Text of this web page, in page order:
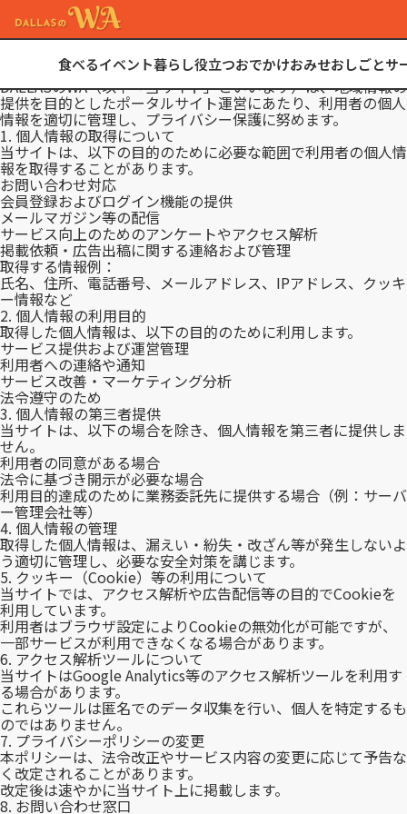
食べるイベント暮らし役立つおでかけおみせおしごとサ
プライバシーポリシー
プライバシーポリシー
DALLASのWA（以下「当サイト」といいます）は、地域情報の
提供を目的としたポータルサイト運営にあたり、利用者の個人
情報を適切に管理し、プライバシー保護に努めます。
1. 個人情報の取得について
当サイトは、以下の目的のために必要な範囲で利用者の個人情
報を取得することがあります。
お問い合わせ対応
会員登録およびログイン機能の提供
メールマガジン等の配信
サービス向上のためのアンケートやアクセス解析
掲載依頼・広告出稿に関する連絡および管理
取得する情報例：
氏名、住所、電話番号、メールアドレス、IPアドレス、クッキ
ー情報など
2. 個人情報の利用目的
取得した個人情報は、以下の目的のために利用します。
サービス提供および運営管理
利用者への連絡や通知
サービス改善・マーケティング分析
法令遵守のため
3. 個人情報の第三者提供
当サイトは、以下の場合を除き、個人情報を第三者に提供しま
せん。
利用者の同意がある場合
法令に基づき開示が必要な場合
利用目的達成のために業務委託先に提供する場合（例：サーバ
ー管理会社等）
4. 個人情報の管理
取得した個人情報は、漏えい・紛失・改ざん等が発生しないよ
う適切に管理し、必要な安全対策を講じます。
5. クッキー（Cookie）等の利用について
当サイトでは、アクセス解析や広告配信等の目的でCookieを
利用しています。
利用者はブラウザ設定によりCookieの無効化が可能ですが、
一部サービスが利用できなくなる場合があります。
6. アクセス解析ツールについて
当サイトはGoogle Analytics等のアクセス解析ツールを利用す
る場合があります。
これらツールは匿名でのデータ収集を行い、個人を特定するも
のではありません。
7. プライバシーポリシーの変更
本ポリシーは、法令改正やサービス内容の変更に応じて予告な
く改定されることがあります。
改定後は速やかに当サイト上に掲載します。
8. お問い合わせ窓口